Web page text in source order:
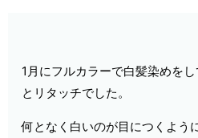
1月にフルカラーで白髪染めを
とリタッチでした。
何となく白いのが目につくよう